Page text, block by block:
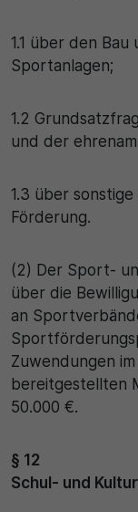
1.1 über den
Sportanlagen;
1.2
und der
1.3 über
Förderung.
(2) Der Sport-
über die
an
Zuwendungen
bereitgestellten
50.000 €.
§ 12
Schul- und